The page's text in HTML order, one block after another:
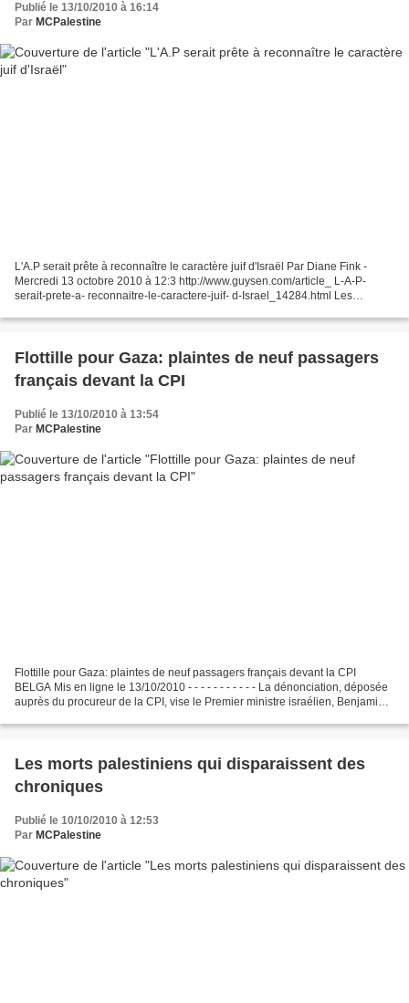
Publié le 13/10/2010 à 16:14
Par MCPalestine
L'A.P serait prête à reconnaître le caractère juif d'Israël Par Diane Fink -
Mercredi 13 octobre 2010 à 12:3 http://www.guysen.com/article_ L-A-P-
serait-prete-a- reconnaitre-le-caractere-juif- d-Israel_14284.html Les
Flottille pour Gaza: plaintes de neuf passagers
français devant la CPI
Publié le 13/10/2010 à 13:54
Par MCPalestine
Flottille pour Gaza: plaintes de neuf passagers français devant la CPI
BELGA Mis en ligne le 13/10/2010 - - - - - - - - - - - La dénonciation, déposée
auprès du procureur de la CPI, vise le Premier ministre israélien, Benjamin
Les morts palestiniens qui disparaissent des
chroniques
Publié le 10/10/2010 à 12:53
Par MCPalestine